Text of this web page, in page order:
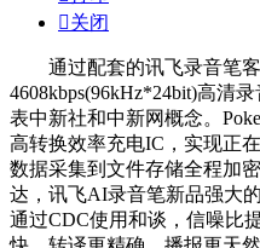
关闭
通过配套的讯飞录音笔客
4608kbps(96kHz*24bit)高清
表中新社和中新网概念。
高转换效率充电IC，实现正
数据采集到文件存储全程加
达，讯飞AI录音笔新品强大
通过CDC使用和谈，信噪比